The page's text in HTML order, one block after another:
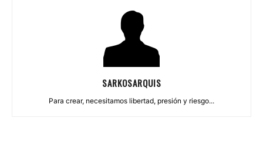
SARKOSARQUIS
Para crear, necesitamos libertad, presión y riesgo...